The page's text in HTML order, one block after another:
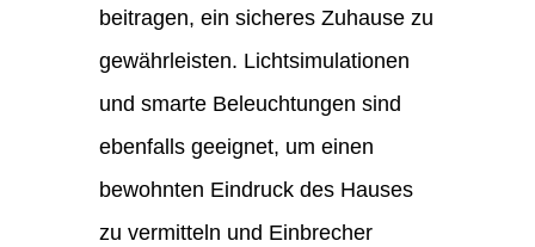
beitragen, ein sicheres Zuhause zu
gewährleisten. Lichtsimulationen
und smarte Beleuchtungen sind
ebenfalls geeignet, um einen
bewohnten Eindruck des Hauses
zu vermitteln und Einbrecher